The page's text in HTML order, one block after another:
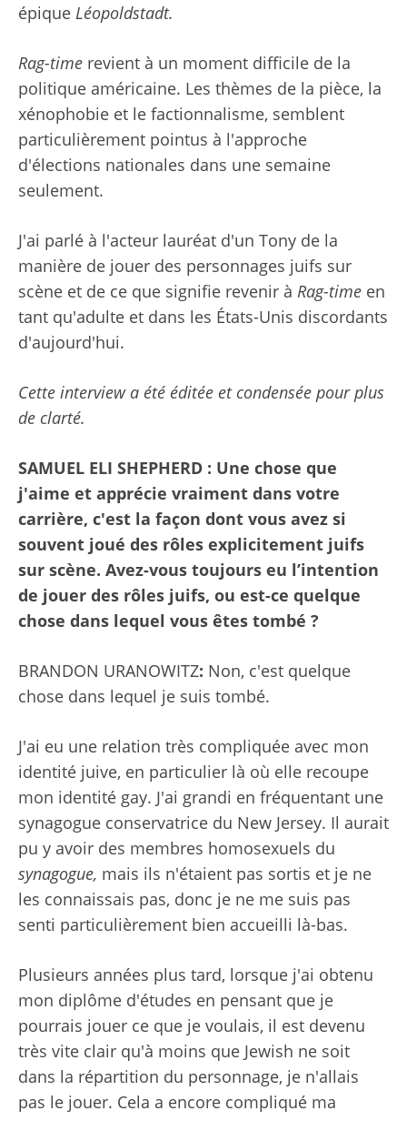
épique Léopoldstadt.
Rag-time revient à un moment difficile de la
politique américaine. Les thèmes de la pièce, la
xénophobie et le factionnalisme, semblent
particulièrement pointus à l'approche
d'élections nationales dans une semaine
seulement.
J'ai parlé à l'acteur lauréat d'un Tony de la
manière de jouer des personnages juifs sur
scène et de ce que signifie revenir à Rag-time en
tant qu'adulte et dans les États-Unis discordants
d'aujourd'hui.
Cette interview a été éditée et condensée pour plus
de clarté.
SAMUEL ELI SHEPHERD : Une chose que
j'aime et apprécie vraiment dans votre
carrière, c'est la façon dont vous avez si
souvent joué des rôles explicitement juifs
sur scène. Avez-vous toujours eu l’intention
de jouer des rôles juifs, ou est-ce quelque
chose dans lequel vous êtes tombé ?
BRANDON URANOWITZ: Non, c'est quelque
chose dans lequel je suis tombé.
J'ai eu une relation très compliquée avec mon
identité juive, en particulier là où elle recoupe
mon identité gay. J'ai grandi en fréquentant une
synagogue conservatrice du New Jersey. Il aurait
pu y avoir des membres homosexuels du
synagogue, mais ils n'étaient pas sortis et je ne
les connaissais pas, donc je ne me suis pas
senti particulièrement bien accueilli là-bas.
Plusieurs années plus tard, lorsque j'ai obtenu
mon diplôme d'études en pensant que je
pourrais jouer ce que je voulais, il est devenu
très vite clair qu'à moins que Jewish ne soit
dans la répartition du personnage, je n'allais
pas le jouer. Cela a encore compliqué ma